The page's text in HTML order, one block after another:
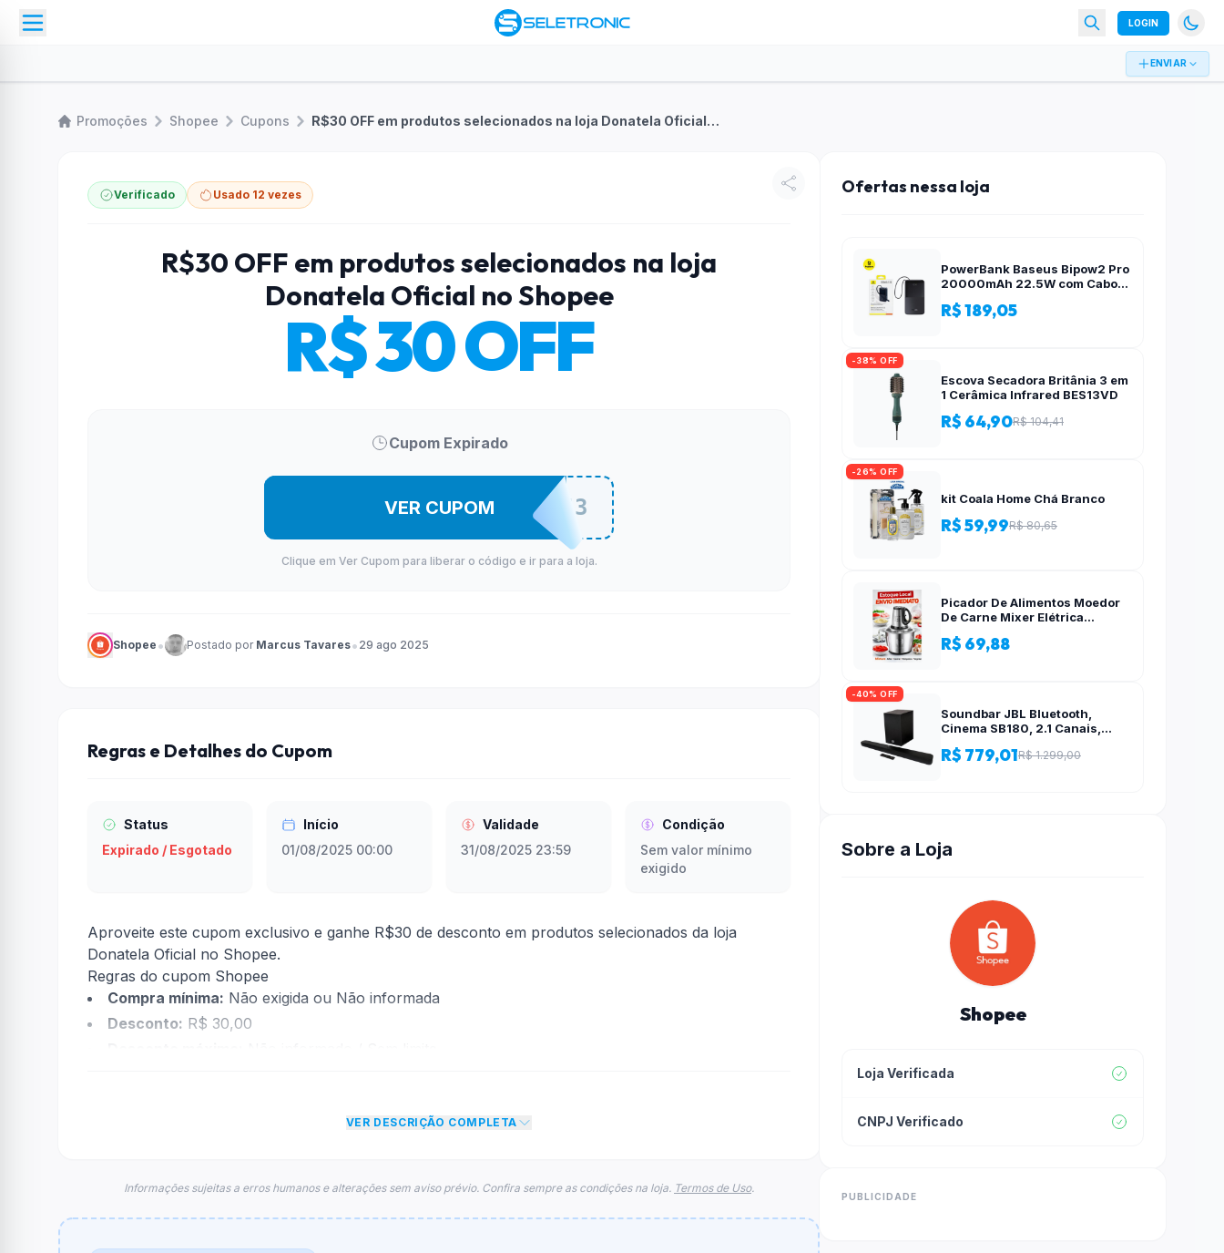
LOGIN
ENVIAR
Promoções Shopee Cupons R$30 OFF em produtos selecionados na loja Donatela Oficial no Shopee
Verificado Usado 12 vezes
R$30 OFF em produtos selecionados na loja
Donatela Oficial no Shopee
R$ 30 OFF
Cupom Expirado
DONAT3
VER CUPOM
Clique em Ver Cupom para liberar o código e ir para a loja.
Shopee • Postado por Marcus Tavares• 29 ago 2025
Regras e Detalhes do Cupom
Status
Expirado / Esgotado
Início
01/08/2025 00:00
Validade
31/08/2025 23:59
Condição
Sem valor mínimo
exigido
Aproveite este cupom exclusivo e ganhe R$30 de desconto em produtos selecionados da loja
Donatela Oficial no Shopee.
Regras do cupom Shopee
Compra mínima: Não exigida ou Não informada
Desconto: R$ 30,00
dará um desconto de R$ 30,00 no total do carrinho, não foram
econtradas informações sobre restrição de teto máximo para esse cupom.
VER DESCRIÇÃO COMPLETA
Informações sujeitas a erros humanos e alterações sem aviso prévio. Confira sempre as condições na loja. Termos de Uso.
Ofertas nessa loja
PowerBank Baseus Bipow2 Pro
20000mAh 22.5W com Cabo
EnerFill FC51
R$ 189,05
-38% OFF
Escova Secadora Britânia 3 em
1 Cerâmica Infrared BES13VD
R$ 64,90R$ 104,41
-26% OFF
kit Coala Home Chá Branco
R$ 59,99R$ 80,65
Picador De Alimentos Moedor
De Carne Mixer Elétrica
Alho – 110v-220v
R$ 69,88
-40% OFF
Soundbar JBL Bluetooth,
Cinema SB180, 2.1 Canais,
110W RMS
R$ 779,01R$ 1.299,00
Sobre a Loja
Shopee
Loja Verificada
CNPJ Verificado
PUBLICIDADE